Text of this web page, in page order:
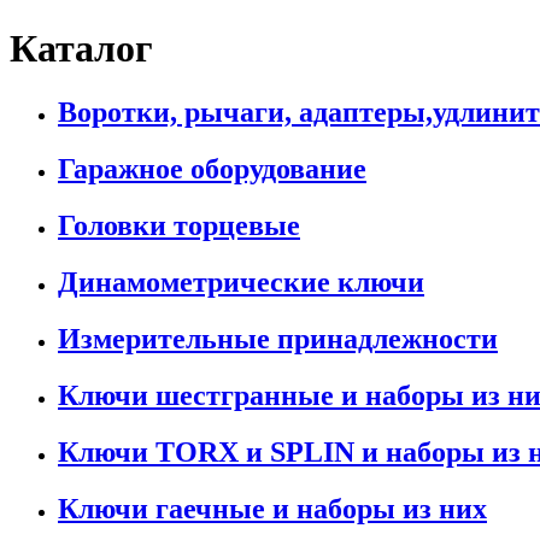
Каталог
Воротки, рычаги,
Гаражное оборудование
Головки торцевые
Динамометрические ключи
Измерительные принадлежности
Ключи шестгранные и наборы из
Ключи TORX и SPLIN и наборы из
Ключи гаечные и наборы из них